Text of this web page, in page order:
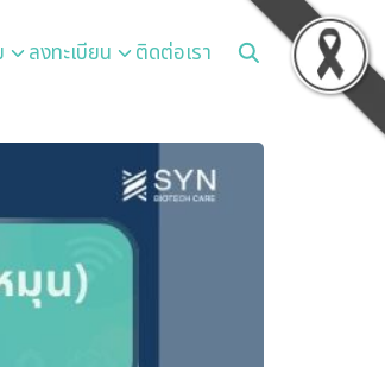
ลงทะเบียน ติดต่อเรา